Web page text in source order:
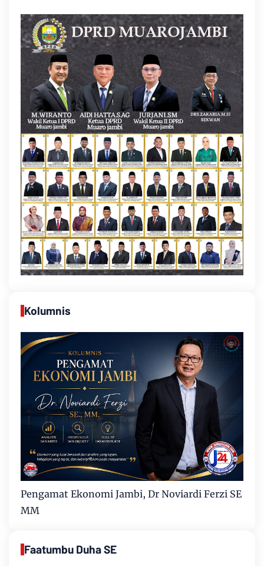
Kolumnis
Pengamat Ekonomi Jambi, Dr Noviardi Ferzi SE
MM
Faatumbu Duha SE